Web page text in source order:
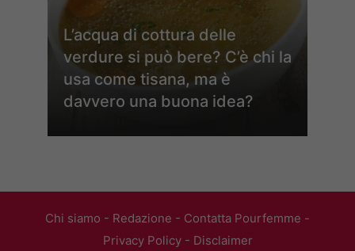
L’acqua di cottura delle
verdure si può bere? C’è chi la
usa come tisana, ma è
davvero una buona idea?
Chi siamo - Redazione - Contatta Pourfemme -
Privacy Policy- Disclaimer